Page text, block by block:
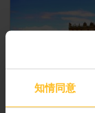
知情同意